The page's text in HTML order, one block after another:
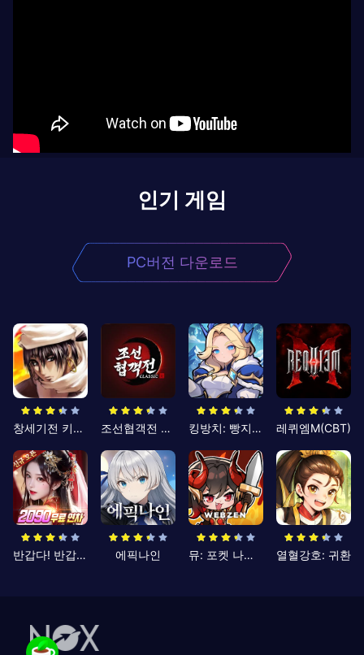
인기 게임
PC버전 다운로드
창세기전 키우기 조선협객전 클래식 킹방치: 빵지의 제왕 레퀴엠M(CBT)
반갑다! 반갑삼국지 에픽나인 뮤: 포켓 나이츠 열혈강호: 귀환